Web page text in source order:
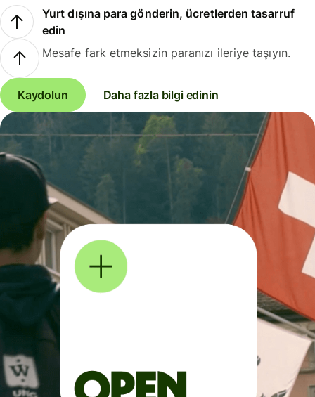
Yurt dışına para gönderin, ücretlerden tasarruf
edin
Mesafe fark etmeksizin paranızı ileriye taşıyın.
Kaydolun Daha fazla bilgi edinin